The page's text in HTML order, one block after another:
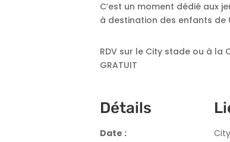
C’est un moment dédié aux
à destination des enfants de
RDV sur le City stade ou à
GRATUIT
Détails
Date :